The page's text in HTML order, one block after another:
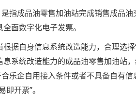
成品油零售加油站完成销售成品油
面数字化电子发票。
自身信息系统改造能力，合理选择
系统改造能力的成品油零售加油站
乐企自用接入条件或者不具备自有
开票”。